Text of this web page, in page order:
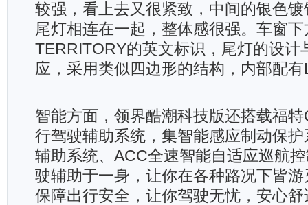
较强，看上去又很紧致，中间的银色
尾灯相连在一起，整体感很强。车窗
TERRITORY的英文标识，尾灯的设计
应，采用类似四边形的结构，内部配
智能方面，领界酷潮科技版还搭载福
行驾驶辅助系统，集智能感应制动保
辅助系统、ACC全速智能自适应巡航
驶辅助于一身，让你在各种路况下皆
保障出行安全，让你驾驶无忧，安心舒